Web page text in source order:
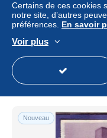
55 -
Nouveau
Certains de ces cookies
notre site, d’autres
préférences. En savoir
Voir plus